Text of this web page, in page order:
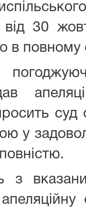
від 30
в повному
суд
у
з